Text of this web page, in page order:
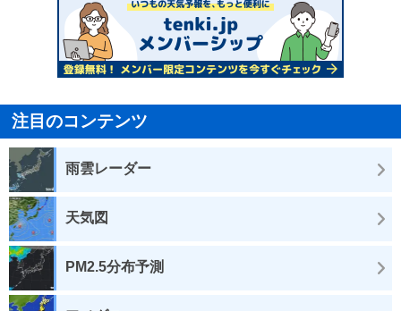
注目のコンテンツ
雨雲レーダー
天気図
PM2.5分布予測